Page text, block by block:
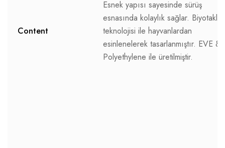
Content
Esnek yapısı sayesinde sürüş
esnasında kolaylık sağlar. Biyotaklit
teknolojisi ile hayvanlardan
esinlenelerek tasarlanmıştır. EVE &
Polyethylene ile üretilmiştir.